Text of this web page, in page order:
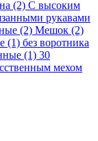
(2) С высоким
рукавами
(2) Мешок (2)
(1) без воротника
(1) 30
мехом